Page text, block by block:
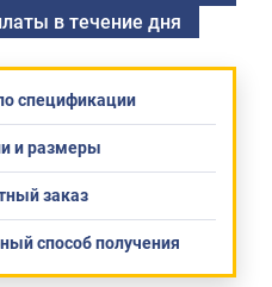
в течение дня
спецификации
и размеры
заказ
способ получения